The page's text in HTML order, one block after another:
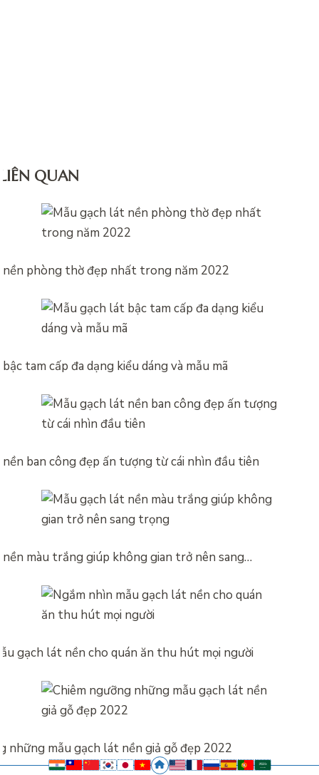
QUAN
phòng thờ đẹp nhất trong năm 2022
tam cấp đa dạng kiểu dáng và mẫu mã
ban công đẹp ấn tượng từ cái nhìn đầu tiên
màu trắng giúp không gian trở nên sang…
gạch lát nền cho quán ăn thu hút mọi người
những mẫu gạch lát nền giả gỗ đẹp 2022